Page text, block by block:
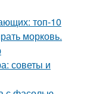
топ-10
морковь.
советы и